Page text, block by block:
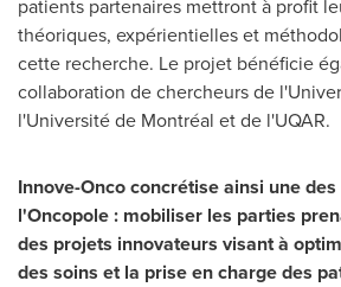
patients partenaires mettront à profit
théoriques, expérientielles et
cette recherche. Le projet bénéficie
collaboration de chercheurs de
l'Université de Montréal et de l'UQAR.
Innove-Onco concrétise ainsi une
l'Oncopole : mobiliser les parties
des projets innovateurs visant à
des soins et la prise en charge des